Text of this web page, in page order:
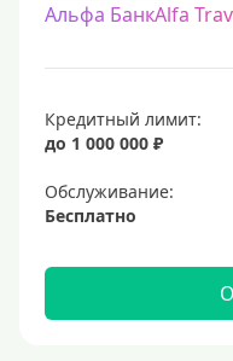
Альфа БанкAlfa
Кредитный лимит:
до 1 000 000 ₽
Обслуживание:
Бесплатно